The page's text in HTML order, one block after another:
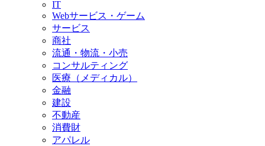
IT
Webサービス・ゲーム
サービス
商社
流通・物流・小売
コンサルティング
医療（メディカル）
金融
建設
不動産
消費財
アパレル